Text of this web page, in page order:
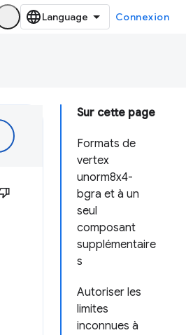
Connexion
Sur cette page
Formats de
vertex
unorm8x4-
bgra et à un
seul
composant
supplémentaire
s
Autoriser les
limites
inconnues à